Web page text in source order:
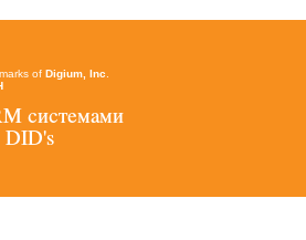
of Digium, Inc